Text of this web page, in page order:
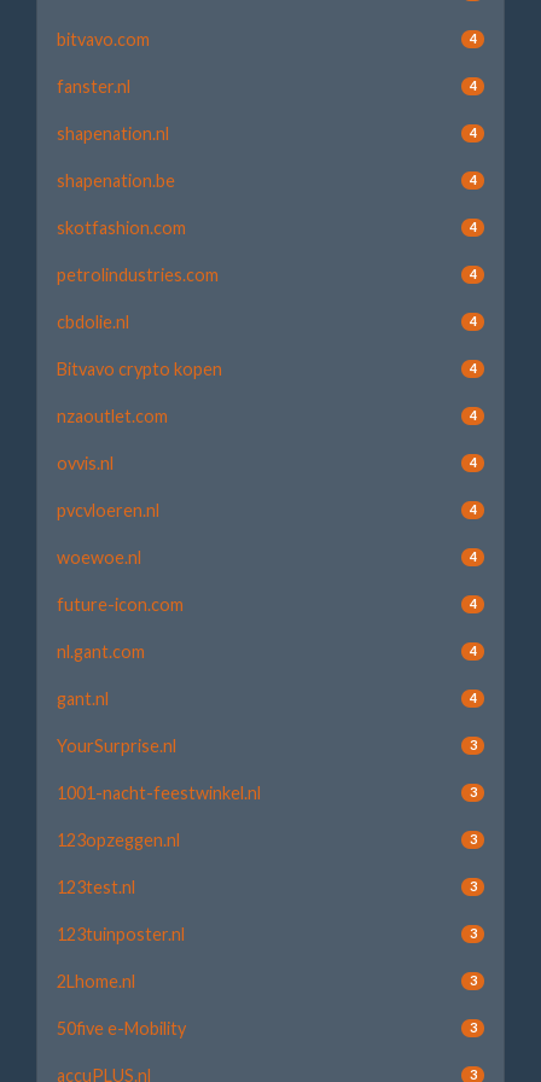
bitvavo.com 4
fanster.nl 4
shapenation.nl 4
shapenation.be 4
skotfashion.com 4
petrolindustries.com 4
cbdolie.nl 4
Bitvavo crypto kopen 4
nzaoutlet.com 4
ovvis.nl 4
pvcvloeren.nl 4
woewoe.nl 4
future-icon.com 4
nl.gant.com 4
gant.nl 4
YourSurprise.nl 3
1001-nacht-feestwinkel.nl 3
123opzeggen.nl 3
123test.nl 3
123tuinposter.nl 3
2Lhome.nl 3
50five e-Mobility 3
accuPLUS.nl 3